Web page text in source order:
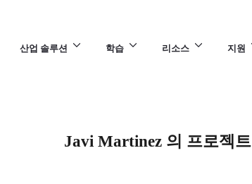
산업 솔루션 학습 리소스 지원
Javi Martinez 의 프로젝트